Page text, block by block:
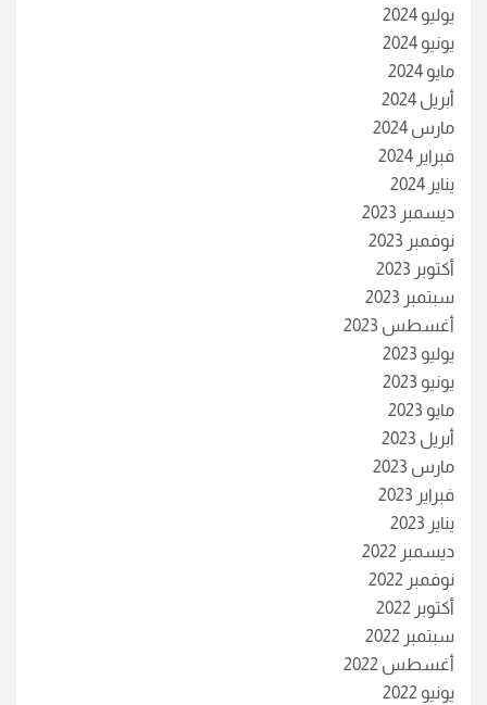
يوليو 2024
يونيو 2024
مايو 2024
أبريل 2024
مارس 2024
فبراير 2024
يناير 2024
ديسمبر 2023
نوفمبر 2023
أكتوبر 2023
سبتمبر 2023
أغسطس 2023
يوليو 2023
يونيو 2023
مايو 2023
أبريل 2023
مارس 2023
فبراير 2023
يناير 2023
ديسمبر 2022
نوفمبر 2022
أكتوبر 2022
سبتمبر 2022
أغسطس 2022
يونيو 2022